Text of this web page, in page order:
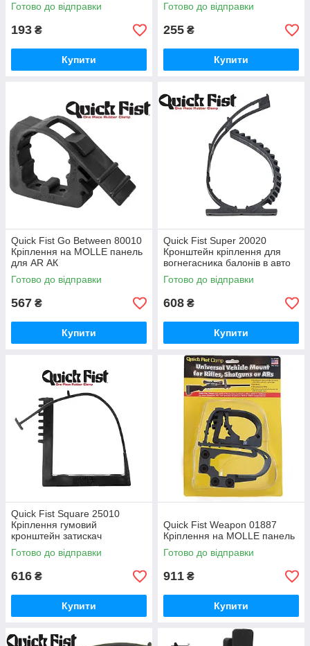
Готово до відправки
193 ₴
Купити
Готово до відправки
255 ₴
Купити
Quick Fist Go Between 80010
Кріплення на MOLLE панель
для AR АК
Готово до відправки
567 ₴
Купити
Quick Fist Super 20020
Кронштейн кріплення для
вогнегасника балонів в авто
Готово до відправки
608 ₴
Купити
Quick Fist Square 25010
Кріплення гумовий
кронштейн затискач
Готово до відправки
616 ₴
Купити
Quick Fist Weapon 01887
Кріплення на MOLLE панель
Готово до відправки
911 ₴
Купити